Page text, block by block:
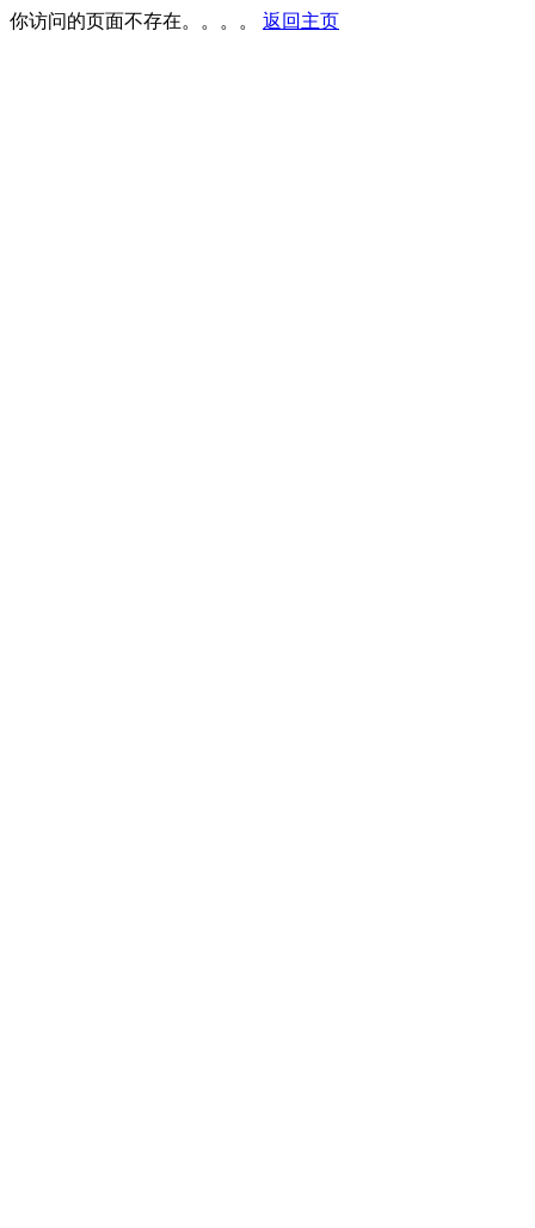
你访问的页面不存在。。。。 返回主页